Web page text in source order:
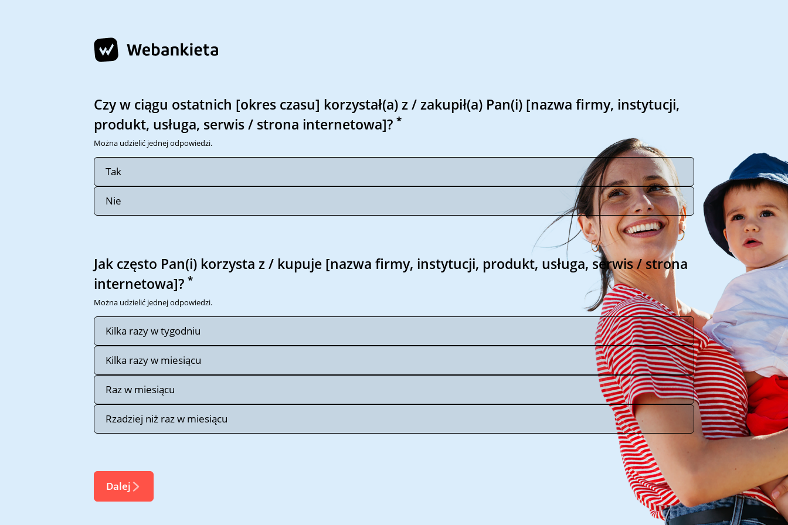
Czy w ciągu ostatnich [okres czasu] korzystał(a) z / zakupił(a) Pan(i) [nazwa firmy, instytucji,
produkt, usługa, serwis / strona internetowa]? *
Można udzielić jednej odpowiedzi.
Tak
Nie
Jak często Pan(i) korzysta z / kupuje [nazwa firmy, instytucji, produkt, usługa, serwis / strona
internetowa]? *
Można udzielić jednej odpowiedzi.
Kilka razy w tygodniu
Kilka razy w miesiącu
Raz w miesiącu
Rzadziej niż raz w miesiącu
Dalej